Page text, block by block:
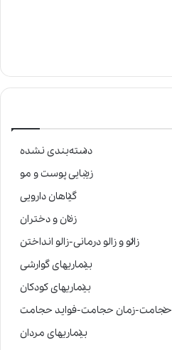
دسته‌بندی نشده
زیبایی پوست و مو
گیاهان دارویی
زنان و دختران
زالو و زالو درمانی-زالو انداختن
بیماریهای گوارشی
بیماریهای کودکان
حجامت-زمان حجامت-فواید حجامت
بیماریهای مردان